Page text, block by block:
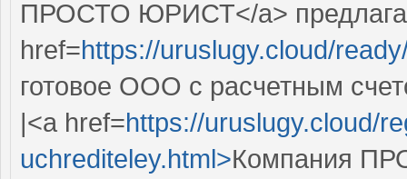
ПРОСТО ЮРИСТ</a>
href=https://uruslugy.cloud/
готовое ООО с расчетным
|<a href=https://uruslugy.cloud/
uchrediteley.html>Компания